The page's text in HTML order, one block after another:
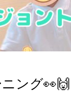
ング👀🙌